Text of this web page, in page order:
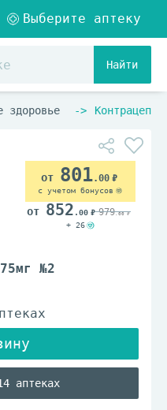
Найти
здоровье
№2
аптеках
801.00
с учетом бонусов
852 .00 979.00
+ 26